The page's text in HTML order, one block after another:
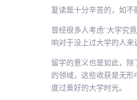
复读是十分辛苦的，如不
曾经很多人考虑“大学究
响对于没上过大学的人来
留学的意义也是如此，
的领域，这些收获是无
度过美好的大学时光。